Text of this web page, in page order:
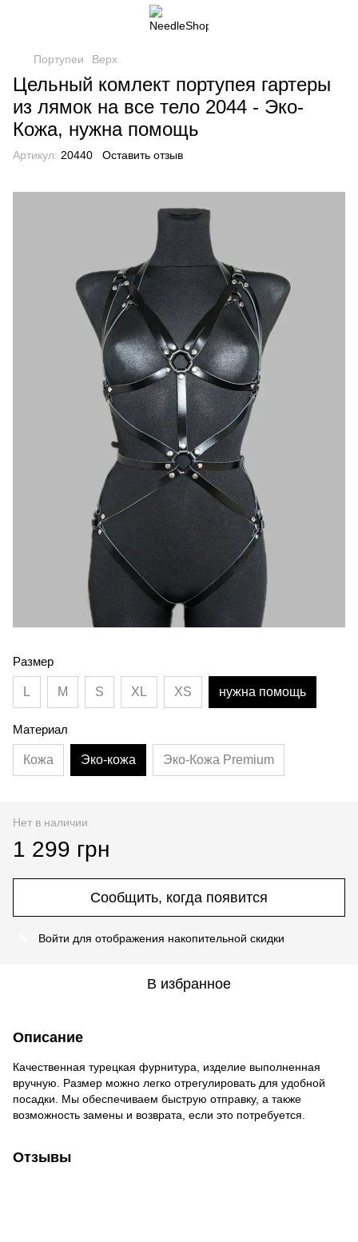
Портупеи Верх
Цельный комлект портупея гартеры
из лямок на все тело 2044 - Эко-
Кожа, нужна помощь
Артикул: 20440 Оставить отзыв
Размер
L M S XL XS нужна помощь
Материал
Кожа Эко-кожа Эко-Кожа Premium
Нет в наличии
1 299 грн
Сообщить, когда появится
Войти для отображения накопительной скидки
В избранное
Описание
Качественная турецкая фурнитура, изделие выполненная
вручную. Размер можно легко отрегулировать для удобной
посадки. Мы обеспечиваем быструю отправку, а также
возможность замены и возврата, если это потребуется.
Отзывы